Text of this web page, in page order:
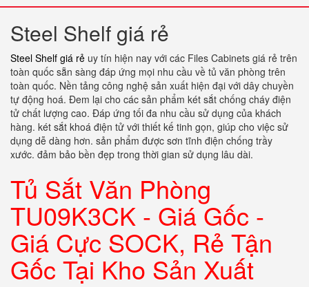
Steel Shelf giá rẻ
Steel Shelf giá rẻ uy tín hiện nay với các Files Cabinets giá rẻ trên
toàn quốc sẵn sàng đáp ứng mọi nhu cầu về tủ văn phòng trên
toàn quốc. Nền tảng công nghệ sản xuất hiện đại với dây chuyền
tự động hoá. Đem lại cho các sản phẩm két sắt chống cháy điện
tử chất lượng cao. Đáp ứng tối đa nhu cầu sử dụng của khách
hàng. két sắt khoá điện tử với thiết kế tinh gọn, giúp cho việc sử
dụng dễ dàng hơn. sản phẩm được sơn tĩnh điện chống trầy
xước. đảm bảo bền đẹp trong thời gian sử dụng lâu dài.
Tủ Sắt Văn Phòng
TU09K3CK - Giá Gốc -
Giá Cực SOCK, Rẻ Tận
Gốc Tại Kho Sản Xuất